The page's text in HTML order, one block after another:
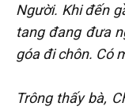
Người. Khi đến
tang đang đưa
góa đi chôn. Có
Trông thấy bà,